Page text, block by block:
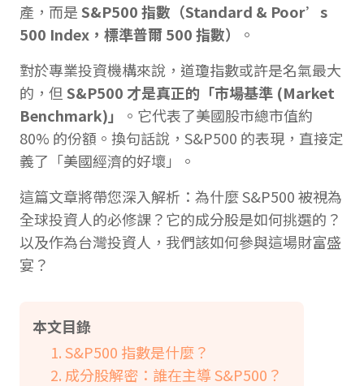
產，而是S&P500 指數（Standard & Poor’s
500 Index，標準普爾 500 指數）
。
對於專業投資機構來說，道瓊指數或許是名氣最大
的，但 S&P500 才是真正的「市場基準 (Market
Benchmark)」
。它代表了美國股市總市值約
80% 的份額。換句話說，S&P500 的表現，直接定
義了「美國經濟的好壞」。
這篇文章將帶您深入解析：為什麼 S&P500 被視為
全球投資人的必修課？它的成分股是如何挑選的？
以及作為台灣投資人，我們該如何參與這場財富盛
宴？
本文目錄
S&P500 指數是什麼？
成分股解密：誰在主導 S&P500？